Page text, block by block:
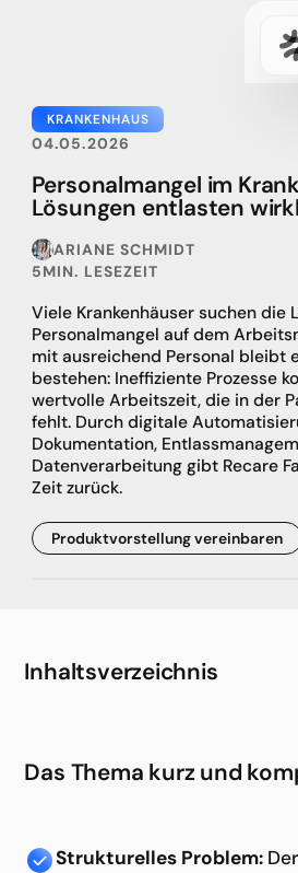
KRANKENHAUS
04.05.2026
Personalmangel im
Lösungen entlasten
ARIANE SCHMIDT
5MIN. LESEZEIT
Viele Krankenhäuser suchen die
Personalmangel auf dem
mit ausreichend Personal bleibt
bestehen: Ineffiziente Prozesse
wertvolle Arbeitszeit, die in der
fehlt. Durch digitale
Dokumentation,
Datenverarbeitung gibt Recare
Zeit zurück.
Produktvorstellung vereinbaren
Inhaltsverzeichnis
Heading 3
Heading 5
Das Thema kurz und
Strukturelles Problem: